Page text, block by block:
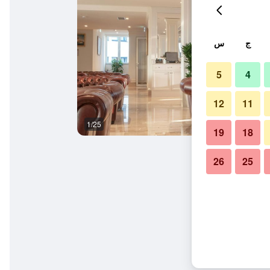
1/25
ج س
4
5
11
12
18
19
25
26